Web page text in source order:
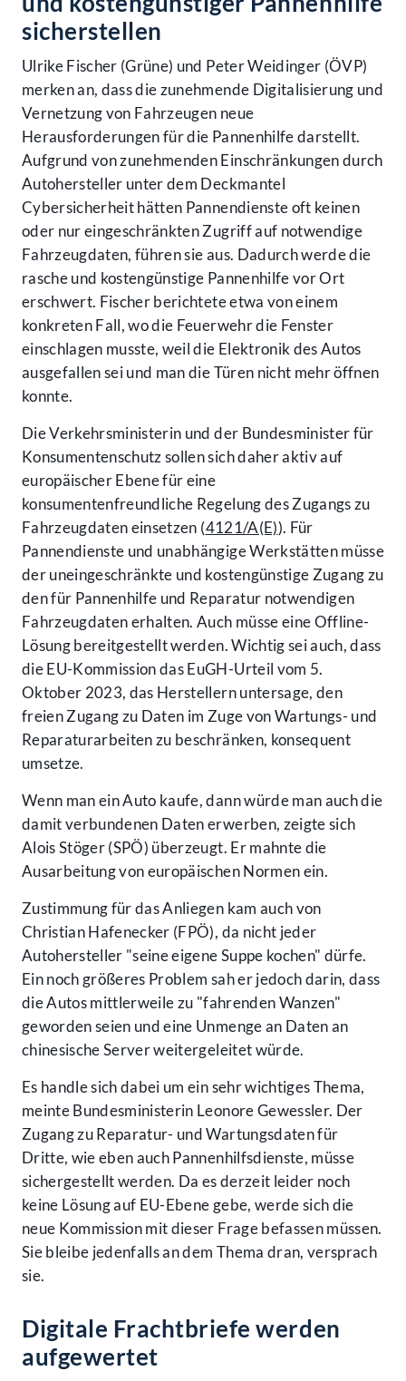
sicherstellen
Ulrike Fischer (Grüne) und Peter Weidinger (ÖVP)
merken an, dass die zunehmende Digitalisierung und
Vernetzung von Fahrzeugen neue
Herausforderungen für die Pannenhilfe darstellt.
Aufgrund von zunehmenden Einschränkungen durch
Autohersteller unter dem Deckmantel
Cybersicherheit hätten Pannendienste oft keinen
oder nur eingeschränkten Zugriff auf notwendige
Fahrzeugdaten, führen sie aus. Dadurch werde die
rasche und kostengünstige Pannenhilfe vor Ort
erschwert. Fischer berichtete etwa von einem
konkreten Fall, wo die Feuerwehr die Fenster
einschlagen musste, weil die Elektronik des Autos
ausgefallen sei und man die Türen nicht mehr öffnen
konnte.
Die Verkehrsministerin und der Bundesminister für
Konsumentenschutz sollen sich daher aktiv auf
europäischer Ebene für eine
konsumentenfreundliche Regelung des Zugangs zu
Fahrzeugdaten einsetzen (4121/A(E)). Für
Pannendienste und unabhängige Werkstätten müsse
der uneingeschränkte und kostengünstige Zugang zu
den für Pannenhilfe und Reparatur notwendigen
Fahrzeugdaten erhalten. Auch müsse eine Offline-
Lösung bereitgestellt werden. Wichtig sei auch, dass
die EU-Kommission das EuGH-Urteil vom 5.
Oktober 2023, das Herstellern untersage, den
freien Zugang zu Daten im Zuge von Wartungs- und
Reparaturarbeiten zu beschränken, konsequent
umsetze.
Wenn man ein Auto kaufe, dann würde man auch die
damit verbundenen Daten erwerben, zeigte sich
Alois Stöger (SPÖ) überzeugt. Er mahnte die
Ausarbeitung von europäischen Normen ein.
Zustimmung für das Anliegen kam auch von
Christian Hafenecker (FPÖ), da nicht jeder
Autohersteller "seine eigene Suppe kochen" dürfe.
Ein noch größeres Problem sah er jedoch darin, dass
die Autos mittlerweile zu "fahrenden Wanzen"
geworden seien und eine Unmenge an Daten an
chinesische Server weitergeleitet würde.
Es handle sich dabei um ein sehr wichtiges Thema,
meinte Bundesministerin Leonore Gewessler. Der
Zugang zu Reparatur- und Wartungsdaten für
Dritte, wie eben auch Pannenhilfsdienste, müsse
sichergestellt werden. Da es derzeit leider noch
keine Lösung auf EU-Ebene gebe, werde sich die
neue Kommission mit dieser Frage befassen müssen.
Sie bleibe jedenfalls an dem Thema dran, versprach
sie.
Digitale Frachtbriefe werden
aufgewertet